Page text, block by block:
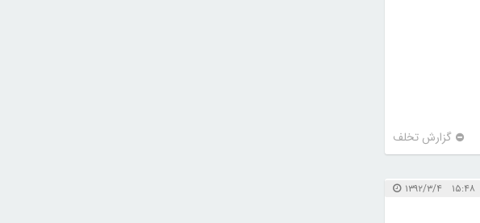
گزارش تخلف
۱۵:۴۸ ۱۳۹۲/۳/۴